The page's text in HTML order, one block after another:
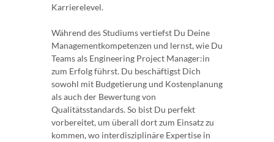
Karrierelevel.
Während des Studiums vertiefst Du Deine
Managementkompetenzen und lernst, wie Du
Teams als Engineering Project Manager:in
zum Erfolg führst. Du beschäftigst Dich
sowohl mit Budgetierung und Kostenplanung
als auch der Bewertung von
Qualitätsstandards. So bist Du perfekt
vorbereitet, um überall dort zum Einsatz zu
kommen, wo interdisziplinäre Expertise in